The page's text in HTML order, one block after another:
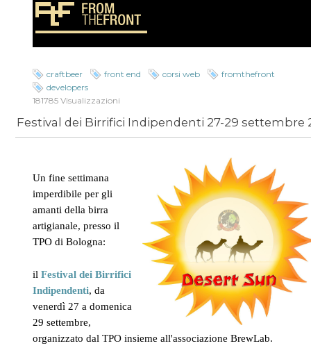
craftbeer front end corsi web
fromthefront
developers
181785 Visualizzazioni
Un fine settimana
imperdibile per gli
amanti della birra
artigianale, presso il
TPO di Bologna:
ilFestival dei Birrifici
Indipendenti, da
venerdì 27 a domenica
29 settembre,
organizzato dal TPO insieme all'associazione BrewLab.